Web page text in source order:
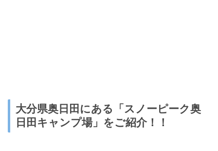
大分県奥日田にある「スノーピーク奥
日田キャンプ場」をご紹介！！